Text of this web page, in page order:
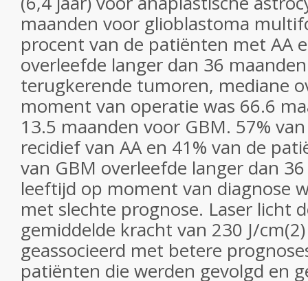
maanden voor glioblastoma
procent van de patiënten met AA
overleefde langer dan 36
terugkerende tumoren, mediane
moment van operatie was 66.6
13.5 maanden voor GBM. 57%
recidief van AA en 41% van de
van GBM overleefde langer dan
leeftijd op moment van diagnose
met slechte prognose. Laser licht
gemiddelde kracht van 230 J/
geassocieerd met betere
patiënten die werden gevolgd en